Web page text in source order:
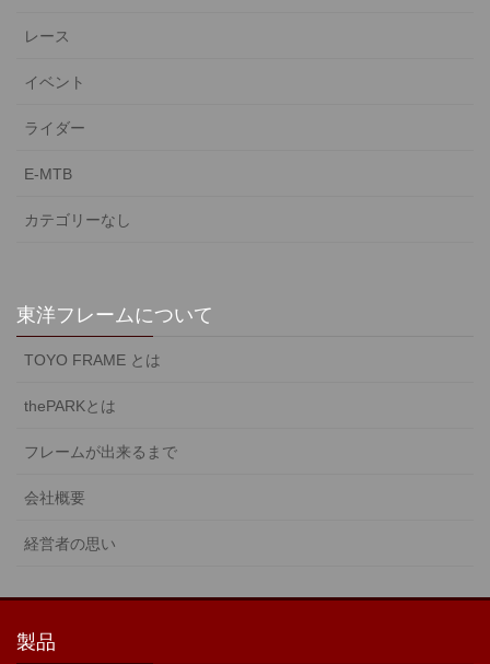
レース
イベント
ライダー
E-MTB
カテゴリーなし
東洋フレームについて
TOYO FRAME とは
thePARKとは
フレームが出来るまで
会社概要
経営者の思い
製品